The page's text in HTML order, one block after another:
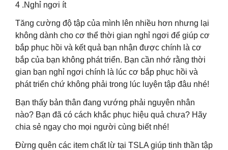
4 .Nghỉ ngơi ít
Tăng cường độ tập của mình lên nhiều hơn nhưng lại
không dành cho cơ thể thời gian nghỉ ngơi để giúp cơ
bắp phục hồi và kết quả bạn nhận được chính là cơ
bắp của bạn không phát triển. Bạn cần nhớ rằng thời
gian bạn nghỉ ngơi chính là lúc cơ bắp phục hồi và
phát triển chứ không phải trong lúc luyện tập đâu nhé!
Bạn thấy bản thân đang vướng phải nguyên nhân
nào? Bạn đã có cách khắc phục hiệu quả chưa? Hãy
chia sẻ ngay cho mọi người cùng biết nhé!
Đừng quên các item chất lừ tại TSLA giúp tinh thần tập